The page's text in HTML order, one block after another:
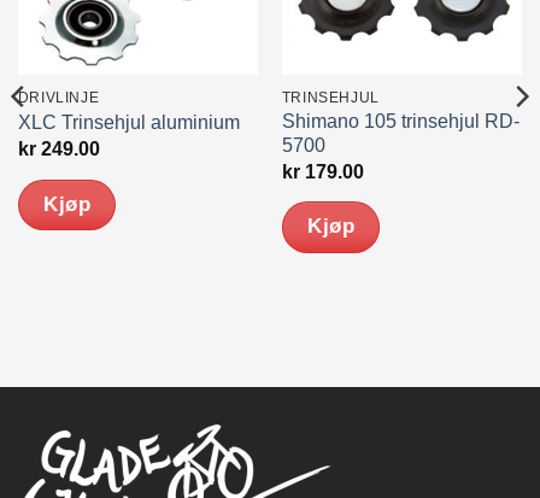
DRIVLINJE
XLC Trinsehjul aluminium
kr249.00
Kjøp
TRINSEHJUL
Shimano 105 trinsehjul RD-
5700
kr179.00
Kjøp